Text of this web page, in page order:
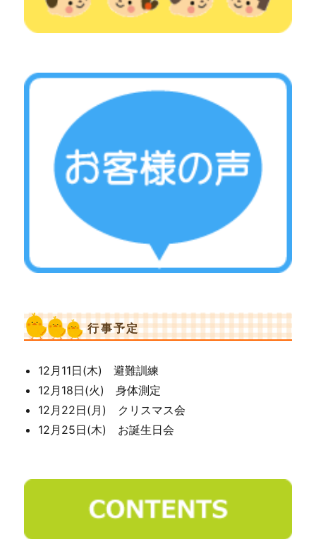
行事予定
12月11日(木) 避難訓練
12月18日(火) 身体測定
12月22日(月) クリスマス会
12月25日(木) お誕生日会